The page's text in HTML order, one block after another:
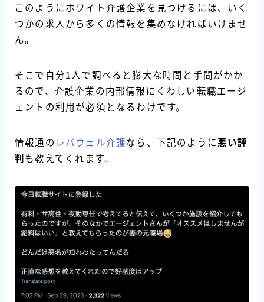
このようにホワイト介護企業を見つけるには、いく
つかの求人から多くの情報を集めなければいけませ
ん。
そこで自分1人で調べると膨大な時間と手間がかか
るので、介護企業の内部情報にくわしい転職エージ
ェントの利用が必須となるわけです。
情報通の レバウェル介護なら、下記のように悪い評
判 も教えてくれます。